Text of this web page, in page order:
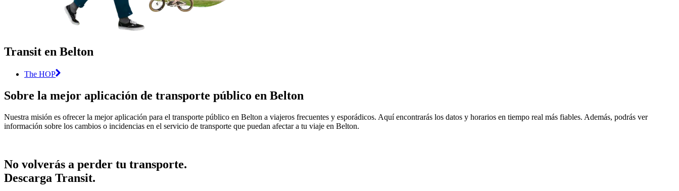
Transit en Belton
The HOP
Sobre la mejor aplicación de transporte público en Belton
Nuestra misión es ofrecer la mejor aplicación para el transporte público en Belton a viajeros frecuentes y esporádicos. Aquí encontrarás los datos y horarios en tiempo real más fiables. Además, podrás ver
información sobre los cambios o incidencias en el servicio de transporte que puedan afectar a tu viaje en Belton.
No volverás a perder tu transporte.
Descarga Transit.